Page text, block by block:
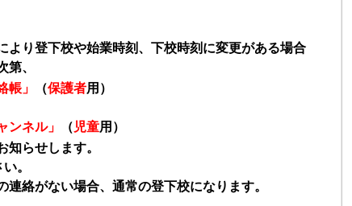
より登下校や始業時刻、下校時刻に変更がある場合
第、
帳」 （保護者用）
ンネル」 （ 児童用）
知らせします。
。
連絡がない場合、通常の登下校になります。